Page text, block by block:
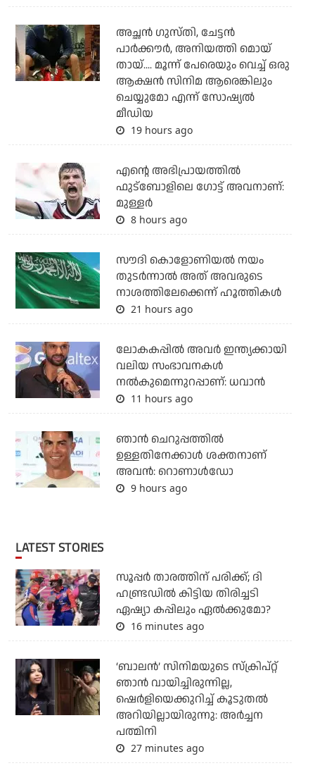
അച്ഛന്‍ ഗുസ്തി, ചേട്ടന്‍
പാര്‍ക്കൗര്‍, അനിയത്തി മൊയ്
തായ്.... മൂന്ന് പേരെയും വെച്ച് ഒരു
ആക്ഷന്‍ സിനിമ ആരെങ്കിലും
ചെയ്യുമോ എന്ന് സോഷ്യല്‍
മീഡിയ
19 hours ago
എന്റെ അഭിപ്രായത്തില്‍
ഫുട്‌ബോളിലെ ഗോട്ട് അവനാണ്:
മുള്ളര്‍
8 hours ago
സൗദി കൊളോണിയല്‍ നയം
തുടര്‍ന്നാല്‍ അത് അവരുടെ
നാശത്തിലേക്കെന്ന് ഹൂത്തികള്‍
21 hours ago
ലോകകപ്പിൽ അവര്‍ ഇന്ത്യക്കായി
വലിയ സംഭാവനകള്‍
നല്‍കുമെന്നുറപ്പാണ്: ധവാന്‍
11 hours ago
ഞാന്‍ ചെറുപ്പത്തില്‍
ഉള്ളതിനേക്കാള്‍ ശക്തനാണ്
അവന്‍: റൊണാള്‍ഡോ
9 hours ago
LATEST STORIES
സൂപ്പര്‍ താരത്തിന് പരിക്ക്; ദി
ഹണ്ട്രഡില്‍ കിട്ടിയ തിരിച്ചടി
ഏഷ്യാ കപ്പിലും ഏല്‍ക്കുമോ?
16 minutes ago
‘ബാലൻ’ സിനിമയുടെ സ്ക്രിപ്റ്റ്
ഞാൻ വായിച്ചിരുന്നില്ല,
ഷെർളിയെക്കുറിച്ച് കൂടുതൽ
അറിയില്ലായിരുന്നു: അർച്ചന
പത്മിനി
27 minutes ago